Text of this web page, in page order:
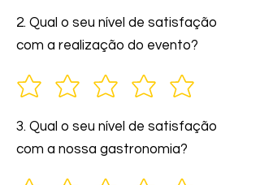
2. Qual o seu nível de satisfação
com a realização do evento?
3. Qual o seu nível de satisfação
com a nossa gastronomia?